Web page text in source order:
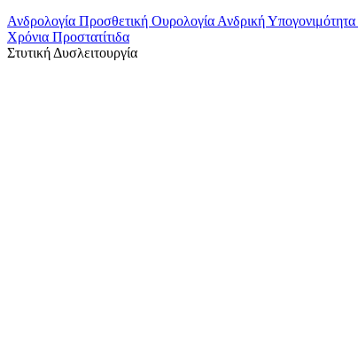
Ανδρολογία Προσθετική Ουρολογία Ανδρική Υπογονιμότητα
Χρόνια Προστατίτιδα
Στυτική Δυσλειτουργία